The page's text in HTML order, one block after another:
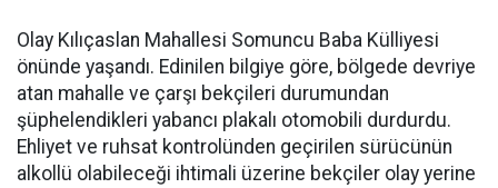
Olay Kılıçaslan Mahallesi Somuncu Baba Külliyesi
önünde yaşandı. Edinilen bilgiye göre, bölgede devriye
atan mahalle ve çarşı bekçileri durumundan
şüphelendikleri yabancı plakalı otomobili durdurdu.
Ehliyet ve ruhsat kontrolünden geçirilen sürücünün
alkollü olabileceği ihtimali üzerine bekçiler olay yerine